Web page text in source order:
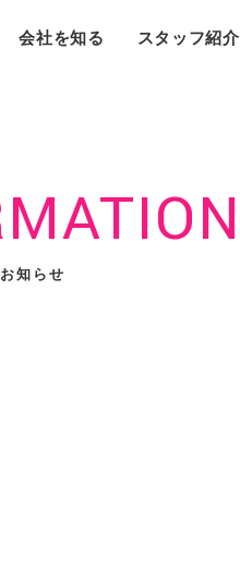
会社を知る スタッフ紹介
お知らせ